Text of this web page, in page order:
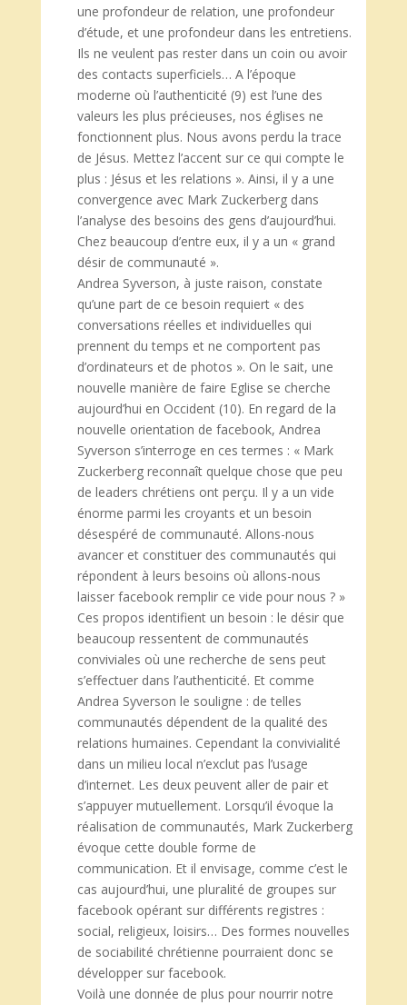
une profondeur de relation, une profondeur
d’étude, et une profondeur dans les entretiens.
Ils ne veulent pas rester dans un coin ou avoir
des contacts superficiels… A l’époque
moderne où l’authenticité (9) est l’une des
valeurs les plus précieuses, nos églises ne
fonctionnent plus. Nous avons perdu la trace
de Jésus. Mettez l’accent sur ce qui compte le
plus : Jésus et les relations ». Ainsi, il y a une
convergence avec Mark Zuckerberg dans
l’analyse des besoins des gens d’aujourd’hui.
Chez beaucoup d’entre eux, il y a un « grand
désir de communauté ».
Andrea Syverson, à juste raison, constate
qu’une part de ce besoin requiert « des
conversations réelles et individuelles qui
prennent du temps et ne comportent pas
d’ordinateurs et de photos ». On le sait, une
nouvelle manière de faire Eglise se cherche
aujourd’hui en Occident (10). En regard de la
nouvelle orientation de facebook, Andrea
Syverson s’interroge en ces termes : « Mark
Zuckerberg reconnaît quelque chose que peu
de leaders chrétiens ont perçu. Il y a un vide
énorme parmi les croyants et un besoin
désespéré de communauté. Allons-nous
avancer et constituer des communautés qui
répondent à leurs besoins où allons-nous
laisser facebook remplir ce vide pour nous ? »
Ces propos identifient un besoin : le désir que
beaucoup ressentent de communautés
conviviales où une recherche de sens peut
s’effectuer dans l’authenticité. Et comme
Andrea Syverson le souligne : de telles
communautés dépendent de la qualité des
relations humaines. Cependant la convivialité
dans un milieu local n’exclut pas l’usage
d’internet. Les deux peuvent aller de pair et
s’appuyer mutuellement. Lorsqu’il évoque la
réalisation de communautés, Mark Zuckerberg
évoque cette double forme de
communication. Et il envisage, comme c’est le
cas aujourd’hui, une pluralité de groupes sur
facebook opérant sur différents registres :
social, religieux, loisirs… Des formes nouvelles
de sociabilité chrétienne pourraient donc se
développer sur facebook.
Voilà une donnée de plus pour nourrir notre